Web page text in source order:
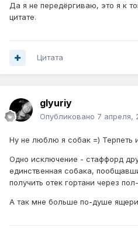
Да я не передёргиваю, это я к
цитате.
Цитата
glyuriy
Опубликовано 7 апреля,
Ну не люблю я собак =) Терпеть
Одно исключение - стаффорд
единственная собака,
получить отек гортани через
А так мне больше по-душе